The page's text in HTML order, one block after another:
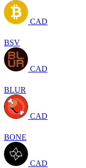
CAD
BSV
CAD
BLUR
CAD
BONE
CAD